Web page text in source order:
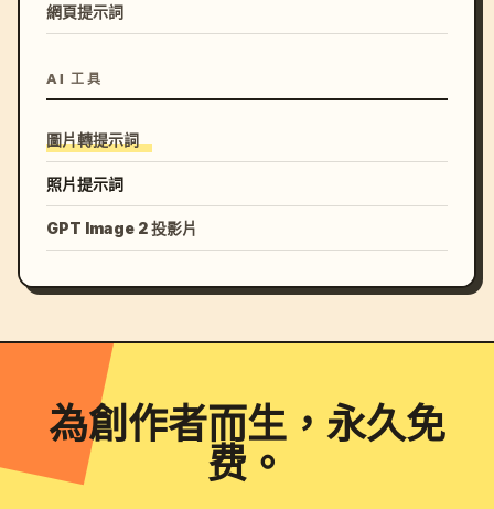
網頁提示詞
AI 工具
圖片轉提示詞
照片提示詞
GPT Image 2 投影片
為創作者而生，永久免
费。